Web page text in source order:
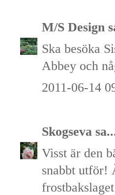
M/S Design
Ska besöka
Abbey och
2011-06-14
Skogseva
Visst är den
snabbt utför!